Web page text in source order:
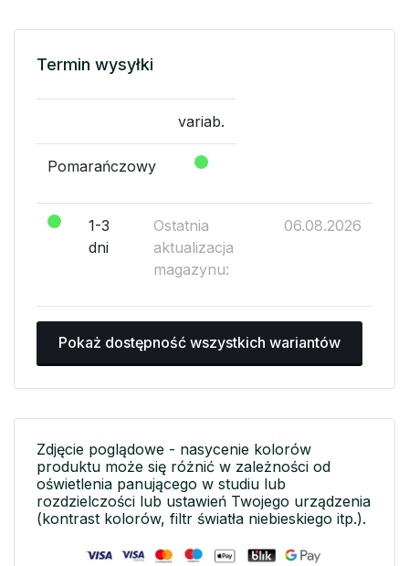
Termin wysyłki
variab.
Pomarańczowy
1-3
dni
Ostatnia
aktualizacja
magazynu:
06.08.2026
Pokaż dostępność wszystkich wariantów
Zdjęcie poglądowe - nasycenie kolorów
produktu może się różnić w zależności od
oświetlenia panującego w studiu lub
rozdzielczości lub ustawień Twojego urządzenia
(kontrast kolorów, filtr światła niebieskiego itp.).